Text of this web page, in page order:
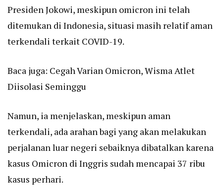
Presiden Jokowi, meskipun omicron ini telah
ditemukan di Indonesia, situasi masih relatif aman
terkendali terkait COVID-19.
Baca juga: Cegah Varian Omicron, Wisma Atlet
Diisolasi Seminggu
Namun, ia menjelaskan, meskipun aman
terkendali, ada arahan bagi yang akan melakukan
perjalanan luar negeri sebaiknya dibatalkan karena
kasus Omicron di Inggris sudah mencapai 37 ribu
kasus perhari.